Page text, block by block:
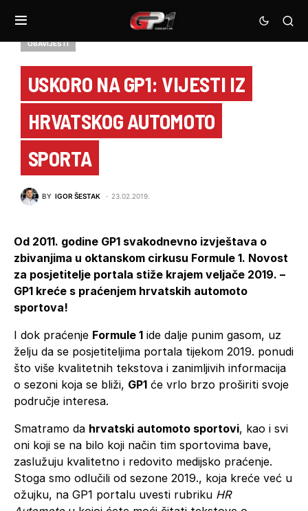
OBAVIJESTI
USKORO NA GP1: VIJESTI IZ
HRVATSKOG AUTOMOTO
SPORTA
BY IGOR ŠESTAK 23.02.2019.
Od 2011. godine GP1 svakodnevno izvještava o
zbivanjima u oktanskom cirkusu Formule 1. Novost
za posjetitelje portala stiže krajem veljače 2019. –
GP1 kreće s praćenjem hrvatskih automoto
sportova!
I dok praćenje Formule 1 ide dalje punim gasom, uz
želju da se posjetiteljima portala tijekom 2019. ponudi
što više kvalitetnih tekstova i zanimljivih informacija
o sezoni koja se bliži, GP1 će vrlo brzo proširiti svoje
područje interesa.
Smatramo da hrvatski automoto sportovi, kao i svi
oni koji se na bilo koji način tim sportovima bave,
zaslužuju kvalitetno i redovito medijsko praćenje.
Stoga smo odlučili od sezone 2019., koja kreće već u
ožujku, na GP1 portalu uvesti rubriku HR